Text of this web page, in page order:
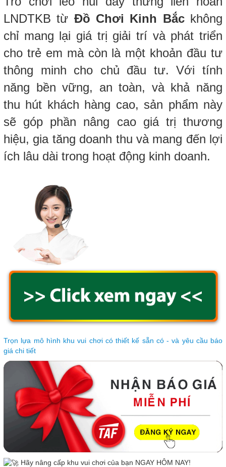
LNDTKB từ Đồ Chơi Kinh Bắckhông
chỉ mang lại giá trị giải trí và phát triển
cho trẻ em mà còn là một khoản đầu tư
thông minh cho chủ đầu tư. Với tính
năng bền vững, an toàn, và khả năng
thu hút khách hàng cao, sản phẩm này
sẽ góp phần nâng cao giá trị thương
hiệu, gia tăng doanh thu và mang đến lợi
ích lâu dài trong hoạt động kinh doanh.
Trọn lựa mô hình khu vui chơi có thiết kế sẵn có - và yêu cầu báo
giá chi tiết
Hãy nâng cấp khu vui chơi của bạn NGAY HÔM NAY!